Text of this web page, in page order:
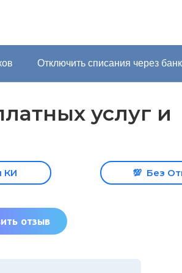
Отключить списания через банк
услуг и
КИ 💯 Без
отзыв